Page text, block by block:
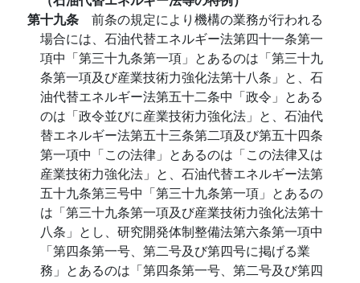
第十九条 前条の規定により機構の業務が行われる
場合には、石油代替エネルギー法第四十一条第一
項中「第三十九条第一項」とあるのは「第三十九
条第一項及び産業技術力強化法第十八条」と、石
油代替エネルギー法第五十二条中「政令」とある
のは「政令並びに産業技術力強化法」と、石油代
替エネルギー法第五十三条第二項及び第五十四条
第一項中「この法律」とあるのは「この法律又は
産業技術力強化法」と、石油代替エネルギー法第
五十九条第三号中「第三十九条第一項」とあるの
は「第三十九条第一項及び産業技術力強化法第十
八条」とし、研究開発体制整備法第六条第一項中
「第四条第一号、第二号及び第四号に掲げる業
務」とあるのは「第四条第一号、第二号及び第四